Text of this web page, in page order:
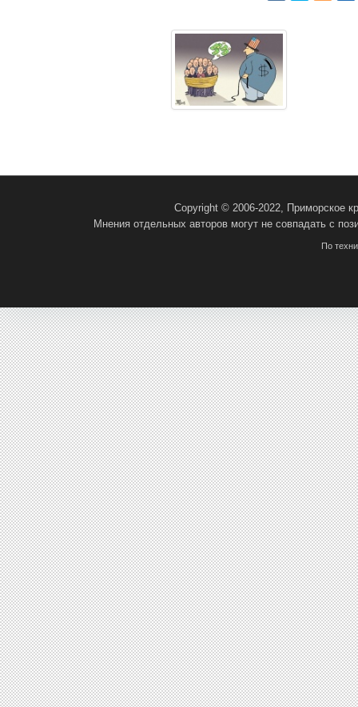
Copyright © 2006-2022, Приморское
Мнения отдельных авторов могут не совпадать с
По